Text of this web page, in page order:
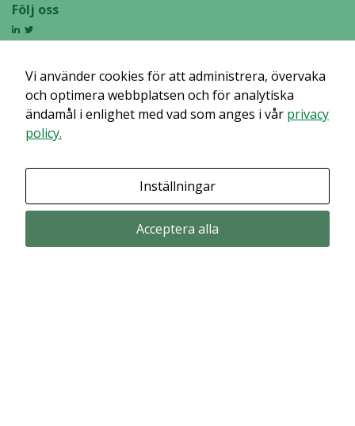
Följ oss
Vi använder cookies för att administrera, övervaka
och optimera webbplatsen och för analytiska
ändamål i enlighet med vad som anges i vår privacy
policy.
Inställningar
Acceptera alla